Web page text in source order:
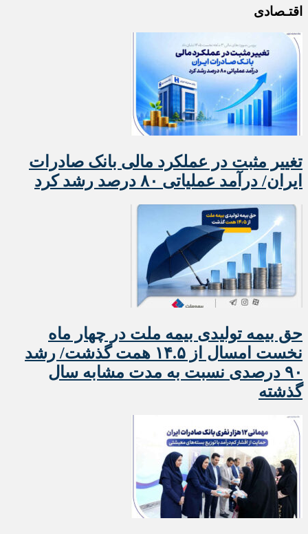
اقتـصادی
تغییر مثبت در عملکرد مالی بانک صادرات
ایران/ درآمد عملیاتی ۸۰ درصد رشد کرد
حق بیمه تولیدی بیمه ملت در چهار ماه
نخست امسال از ۱۴.۵ همت گذشت/ رشد
۹۰ درصدی نسبت به مدت مشابه سال
گذشته